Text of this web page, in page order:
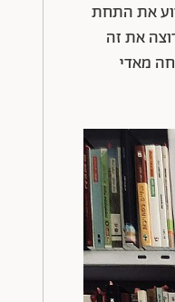
את התחת
את זה
מאדי